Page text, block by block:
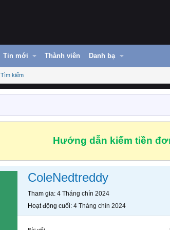
Tin mới Thành viên Danh bạ
Tìm kiếm
Hướng dẫn kiếm tiền
ColeNedtreddy
Tham gia 4 Tháng chín 2024
Hoạt động cuối 4 Tháng chín 2024